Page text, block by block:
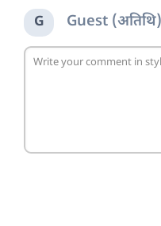
G Guest (अतिथि)